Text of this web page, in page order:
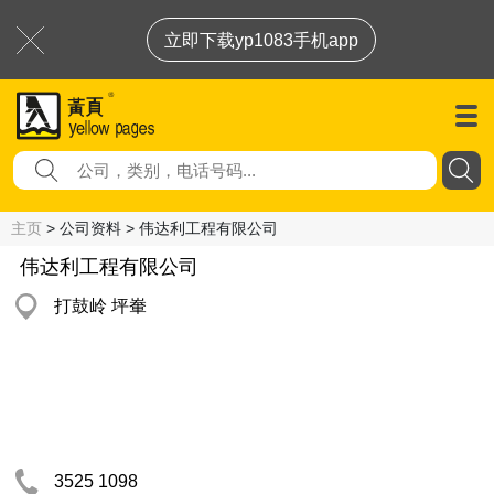
立即下载yp1083手机app
主页 > 公司资料 > 伟达利工程有限公司
伟达利工程有限公司
打鼓岭 坪輋
3525 1098